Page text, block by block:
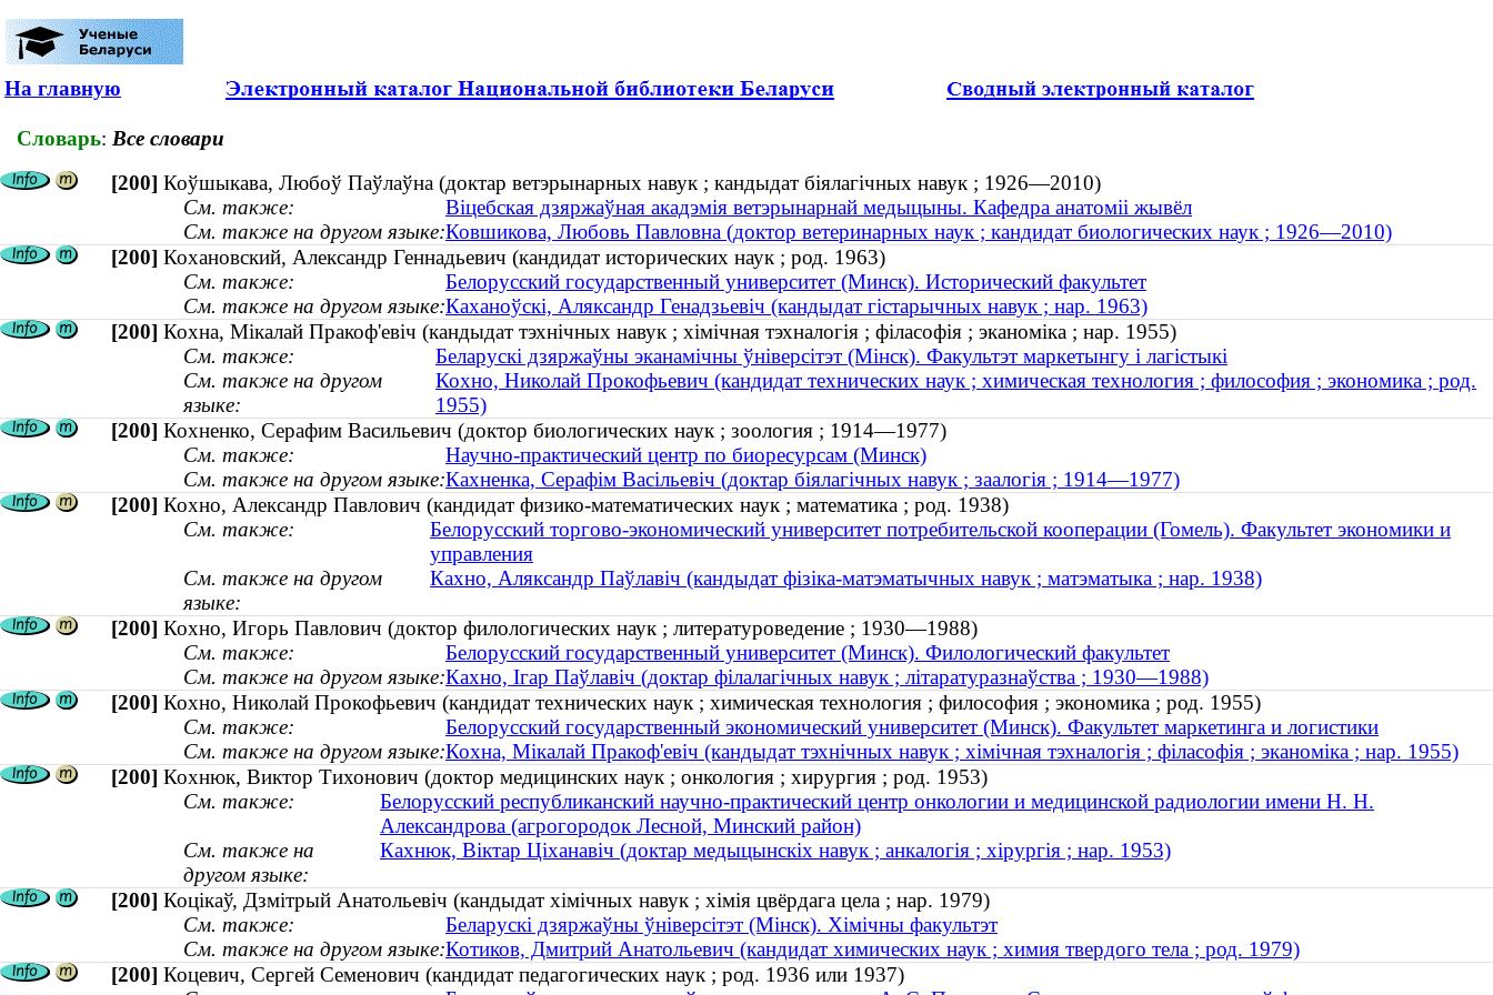
На главную
Словарь: Все словари
[200] Коўшыкава, Любоў Паўлаўна (доктар ветэрынарных навук ; кандыдат біялагічных навук ; 1926—2010)
См. также:
Віцебская дзяржаўная акадэмія ветэрынарнай медыцыны. Кафедра анатоміі жывёл
См. также на другом языке:Ковшикова, Любовь Павловна (доктор ветеринарных наук ; кандидат биологических наук ; 1926—2010)
[200] Кохановский, Александр Геннадьевич (кандидат исторических наук ; род. 1963)
См. также:
Белорусский государственный университет (Минск). Исторический факультет
См. также на другом языке:Каханоўскі, Аляксандр Генадзьевіч (кандыдат гістарычных навук ; нар. 1963)
[200] Кохна, Мікалай Пракоф'евіч (кандыдат тэхнічных навук ; хімічная тэхналогія ; філасофія ; эканоміка ; нар. 1955)
См. также:
Беларускі дзяржаўны эканамічны ўніверсітэт (Мінск). Факультэт маркетынгу і лагістыкі
См. также на другом
языке:
Кохно, Николай Прокофьевич (кандидат технических наук ; химическая технология ; философия ; экономика ; род.
1955)
[200] Кохненко, Серафим Васильевич (доктор биологических наук ; зоология ; 1914—1977)
См. также:
Научно-практический центр по биоресурсам (Минск)
См. также на другом языке:Кахненка, Серафім Васільевіч (доктар біялагічных навук ; заалогія ; 1914—1977)
[200] Кохно, Александр Павлович (кандидат физико-математических наук ; математика ; род. 1938)
См. также:
Белорусский торгово-экономический университет потребительской кооперации (Гомель). Факультет экономики и
управления
См. также на другом
языке:
Кахно, Аляксандр Паўлавіч (кандыдат фізіка-матэматычных навук ; матэматыка ; нар. 1938)
[200] Кохно, Игорь Павлович (доктор филологических наук ; литературоведение ; 1930—1988)
См. также:
Белорусский государственный университет (Минск). Филологический факультет
См. также на другом языке:Кахно, Ігар Паўлавіч (доктар філалагічных навук ; літаратуразнаўства ; 1930—1988)
[200] Кохно, Николай Прокофьевич (кандидат технических наук ; химическая технология ; философия ; экономика ; род. 1955)
См. также:
Белорусский государственный экономический университет (Минск). Факультет маркетинга и логистики
См. также на другом языке:Кохна, Мікалай Пракоф'евіч (кандыдат тэхнічных навук ; хімічная тэхналогія ; філасофія ; эканоміка ; нар. 1955)
[200] Кохнюк, Виктор Тихонович (доктор медицинских наук ; онкология ; хирургия ; род. 1953)
См. также:
Белорусский республиканский научно-практический центр онкологии и медицинской радиологии имени Н. Н.
Александрова (агрогородок Лесной, Минский район)
См. также на
другом языке:
Кахнюк, Віктар Ціханавіч (доктар медыцынскіх навук ; анкалогія ; хірургія ; нар. 1953)
[200] Коцiкаў, Дзмiтрый Анатольевiч (кандыдат хімічных навук ; хімія цвёрдага цела ; нар. 1979)
См. также:
Беларускі дзяржаўны ўніверсітэт (Мінск). Хімічны факультэт
См. также на другом языке:Котиков, Дмитрий Анатольевич (кандидат химических наук ; химия твердого тела ; род. 1979)
[200] Коцевич, Сергей Семенович (кандидат педагогических наук ; род. 1936 или 1937)